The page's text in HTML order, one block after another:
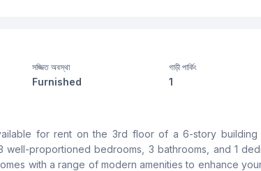
সজ্জিত অবস্থা
Furnished
গাড়ী পার্কিং
1
Tiled 1
for rent on the 3rd floor of a 6-story building
proportioned bedrooms, 3 bathrooms, and 1
with a range of modern amenities to enhance your